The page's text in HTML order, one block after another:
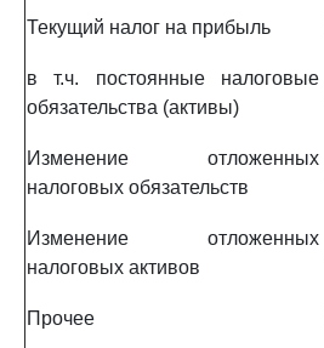
Текущий налог на прибыль
в т.ч. постоянные налоговые
обязательства (активы)
Изменение отложенных
налоговых обязательств
Изменение отложенных
налоговых активов
Прочее